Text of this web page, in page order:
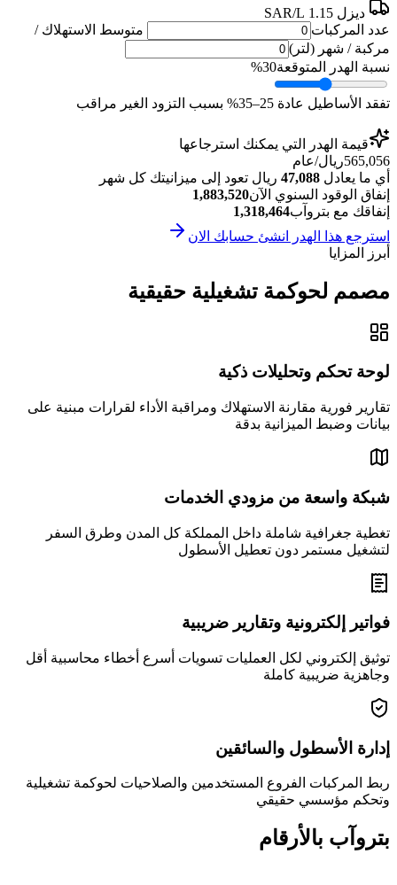
ديزل 1.15 SAR/L
عدد المركبات
متوسط الاستهلاك /
مركبة / شهر (لتر)
نسبة الهدر المتوقعة30%
تفقد الأساطيل عادة 25–35% بسبب التزود الغير مراقب
قيمة الهدر التي يمكنك استرجاعها
565,056ريال/عام
أي ما يعادل 47,088 ريال تعود إلى ميزانيتك كل شهر
إنفاق الوقود السنوي الآن1,883,520
إنفاقك مع بتروآب1,318,464
استرجع هذا الهدر انشئ حسابك الان
أبرز المزايا
مصمم لحوكمة تشغيلية حقيقية
لوحة تحكم وتحليلات ذكية
تقارير فورية مقارنة الاستهلاك ومراقبة الأداء لقرارات مبنية على
بيانات وضبط الميزانية بدقة
شبكة واسعة من مزودي الخدمات
تغطية جغرافية شاملة داخل المملكة كل المدن وطرق السفر
لتشغيل مستمر دون تعطيل الأسطول
فواتير إلكترونية وتقارير ضريبية
توثيق إلكتروني لكل العمليات تسويات أسرع أخطاء محاسبية أقل
وجاهزية ضريبية كاملة
إدارة الأسطول والسائقين
ربط المركبات الفروع المستخدمين والصلاحيات لحوكمة تشغيلية
وتحكم مؤسسي حقيقي
بتروآب بالأرقام